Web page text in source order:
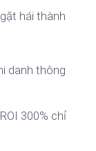
hái thành
danh thông
300% chỉ